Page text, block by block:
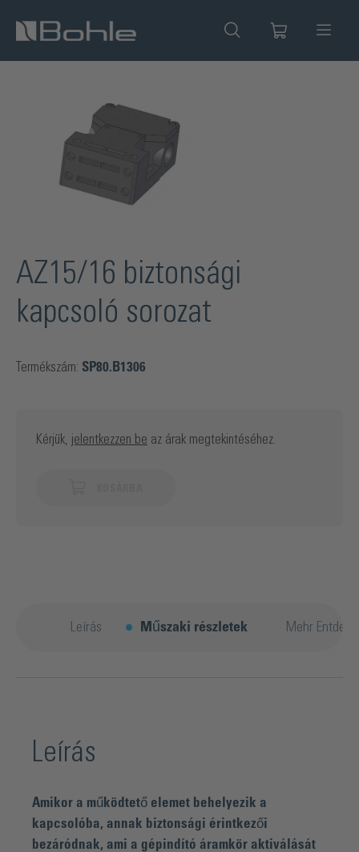
AZ15/16 biztonsági
kapcsoló sorozat
Termékszám: SP80.B1306
Kérjük, jelentkezzen be az árak megtekintéséhez.
Leírás Műszaki részletek Mehr
Leírás
Amikor a működtető elemet behelyezik a
kapcsolóba, annak biztonsági érintkezői
bezáródnak, ami a gépindító áramkör aktiválását